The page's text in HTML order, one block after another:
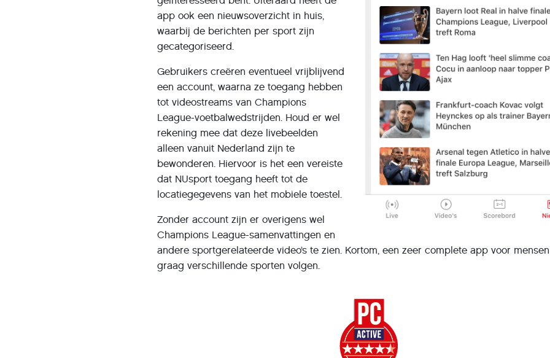
app ook een nieuwsoverzicht in huis,
waarbij de berichten per sport zijn
gecategoriseerd.
Gebruikers creëren eventueel vrijblijvend
een account, waarna ze toegang hebben
tot videostreams van Champions
League-voetbalwedstrijden. Houd er wel
rekening mee dat deze livebeelden
alleen vanuit Nederland zijn te
bewonderen. Hiervoor is het een vereiste
dat NUsport toegang heeft tot de
locatiegegevens van het mobiele toestel.
Zonder account zijn er overigens wel
Champions League-samenvattingen en
andere sportgerelateerde video’s te zien. Kortom, een zeer complete app voor
graag verschillende sporten volgen.